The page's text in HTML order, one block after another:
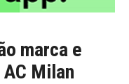
marca e
Milan